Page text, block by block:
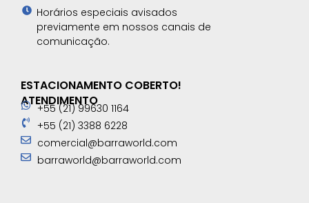
Horários especiais avisados
previamente em nossos canais de
comunicação.​
ESTACIONAMENTO COBERTO!
ATENDIMENTO
+55 (21) 99630 1164
+55 (21) 3388 6228
comercial@barraworld.com
barraworld@barraworld.com